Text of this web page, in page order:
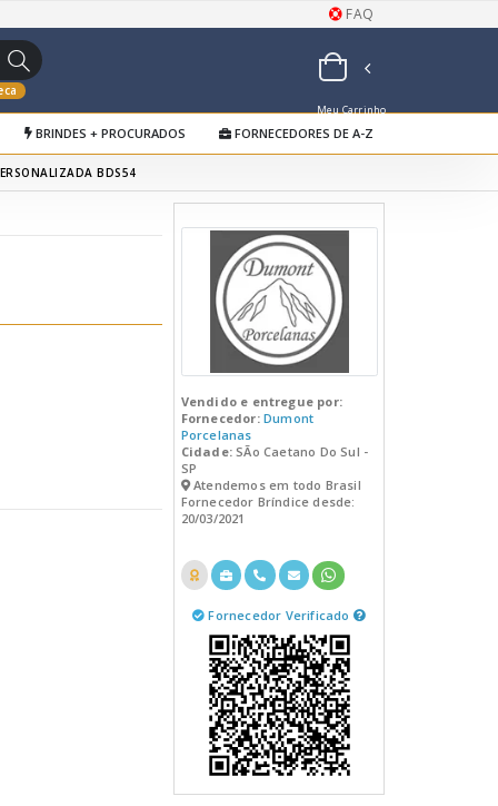
FAQ
Meu Carrinho
de Orçamentos
BRINDES + PROCURADOS FORNECEDORES DE A-Z
BDS54
Vendido e entregue por:
Fornecedor: Dumont
Porcelanas
Cidade:SÃo Caetano Do Sul -
SP
Atendemos em todo Brasil
Fornecedor Bríndice desde:
20/03/2021
Fornecedor Verificado